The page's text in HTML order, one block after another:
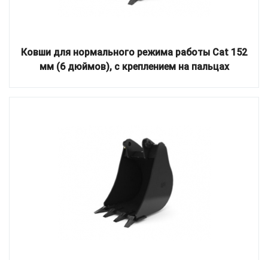
Ковши для нормального режима работы Cat 152
мм (6 дюймов), с креплением на пальцах